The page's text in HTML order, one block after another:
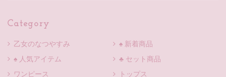
Category
乙女のなつやすみ
♠ 新着商品
♠ 人気アイテム
♣ セット商品
ワンピース
トップス